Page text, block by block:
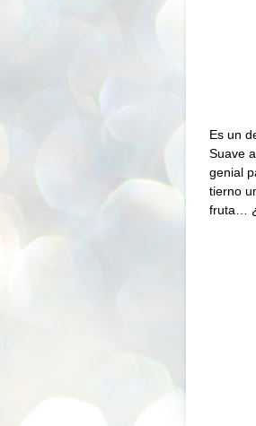
Es un
Suave
genial
tierno
fruta…